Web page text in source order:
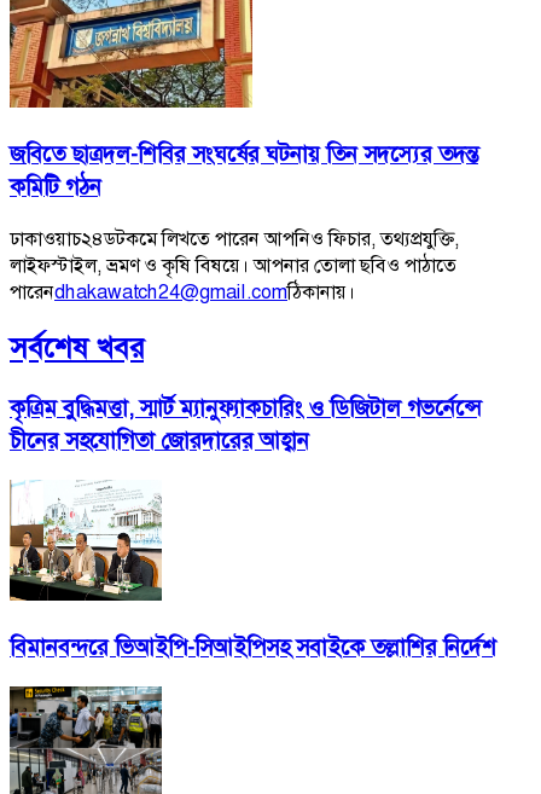
জবিতে ছাত্রদল-শিবির সংঘর্ষের ঘটনায় তিন সদস্যের তদন্ত
কমিটি গঠন
ঢাকাওয়াচ২৪ডটকমে লিখতে পারেন আপনিও ফিচার, তথ্যপ্রযুক্তি,
লাইফস্টাইল, ভ্রমণ ও কৃষি বিষয়ে। আপনার তোলা ছবিও পাঠাতে
পারেনdhakawatch24@gmail.comঠিকানায়।
সর্বশেষ খবর
কৃত্রিম বুদ্ধিমত্তা, স্মার্ট ম্যানুফ্যাকচারিং ও ডিজিটাল গভর্নেন্সে
চীনের সহযোগিতা জোরদারের আহ্বান
বিমানবন্দরে ভিআইপি-সিআইপিসহ সবাইকে তল্লাশির নির্দেশ